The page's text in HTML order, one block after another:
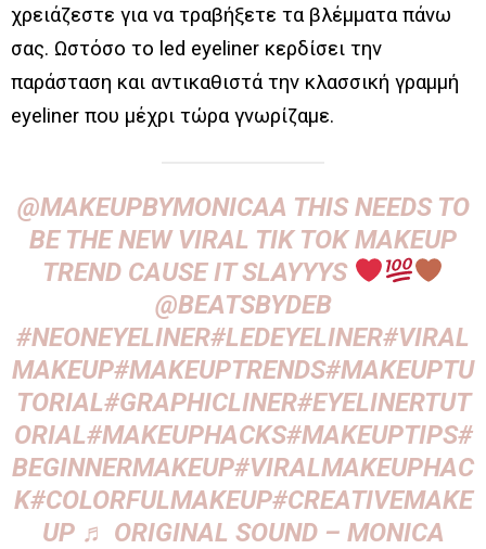
χρειάζεστε για να τραβήξετε τα βλέμματα πάνω
σας. Ωστόσο το led eyeliner κερδίσει την
παράσταση και αντικαθιστά την κλασσική γραμμή
eyeliner που μέχρι τώρα γνωρίζαμε.
@MAKEUPBYMONICAA THIS NEEDS TO
BE THE NEW VIRAL TIK TOK MAKEUP
TREND CAUSE IT SLAYYYS
@BEATSBYDEB
#NEONEYELINER#LEDEYELINER#VIRAL
MAKEUP#MAKEUPTRENDS#MAKEUPTU
TORIAL#GRAPHICLINER#EYELINERTUT
ORIAL#MAKEUPHACKS#MAKEUPTIPS#
BEGINNERMAKEUP#VIRALMAKEUPHAC
K#COLORFULMAKEUP#CREATIVEMAKE
UP ♬ ORIGINAL SOUND – MONICA